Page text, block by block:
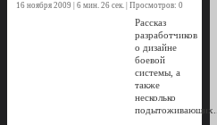
16 ноября 2009 | 6 мин. 26 сек. | Просмотров: 0
Рассказ
разработчиков
о дизайне
боевой
системы, а
также
несколько
подытоживающих...